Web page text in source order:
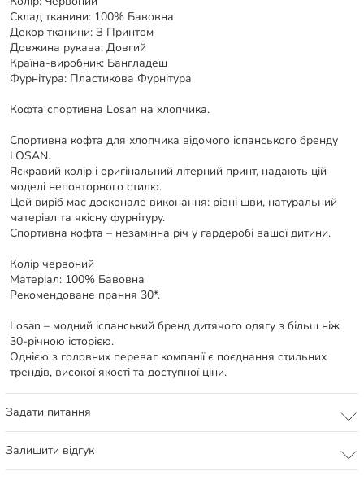
Склад тканини: 100% Бавовна
Декор тканини:З Принтом
Довжина рукава:Довгий
Країна-виробник: Бангладеш
Фурнітура: Пластикова Фурнітура
Кофта спортивна Losan на хлопчика.
Спортивна кофта для хлопчика відомого іспанського бренду
LOSAN.
Яскравий колір і оригінальний літерний принт, надають цій
моделі неповторного стилю.
Цей виріб має досконале виконання: рівні шви, натуральний
матеріал та якісну фурнітуру.
Спортивна кофта – незамінна річ у гардеробі вашої дитини.
Колір червоний
Матеріал: 100% Бавовна
Рекомендоване прання 30*.
Losan – модний іспанський бренд дитячого одягу з більш ніж
30-річною історією.
Однією з головних переваг компанії є поєднання стильних
трендів, високої якості та доступної ціни.
Задати питання
Залишити відгук